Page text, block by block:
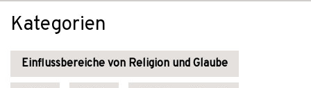
Kategorien
Einflussbereiche von Religion und Glaube